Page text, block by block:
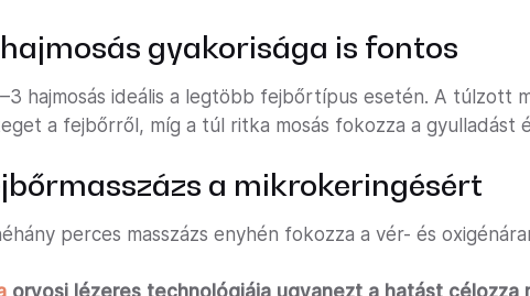
hajmosás gyakorisága is fontos
hajmosás ideális a legtöbb fejbőrtípus esetén. A túlzott
a fejbőrről, míg a túl ritka mosás fokozza a gyulladást
a mikrokeringésért
perces masszázs enyhén fokozza a vér- és
orvosi lézeres technológiája ugyanezt a hatást célozza